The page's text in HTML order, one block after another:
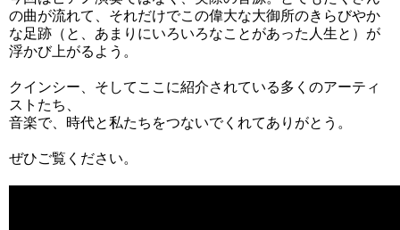
の曲が流れて、それだけでこの偉大な大御所のきらびやか
な足跡（と、あまりにいろいろなことがあった人生と）が
浮かび上がるよう。
クインシー、そしてここに紹介されている多くのアーティ
ストたち、
音楽で、時代と私たちをつないでくれてありがとう。
ぜひご覧ください。